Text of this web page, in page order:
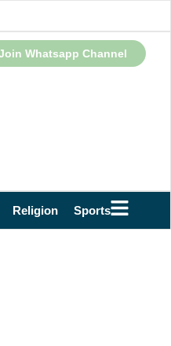
Whatsapp Channel
Religion Sports